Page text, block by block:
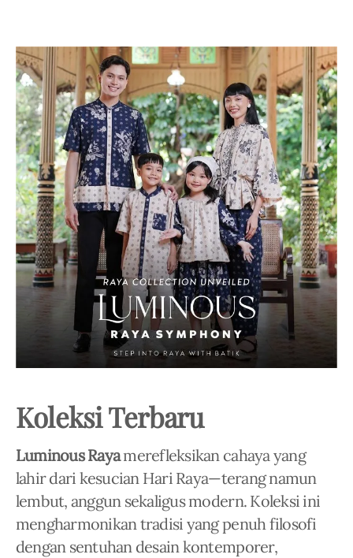
Koleksi Terbaru
Luminous Rayamerefleksikan cahaya yang
lahir dari kesucian Hari Raya—terang namun
lembut, anggun sekaligus modern. Koleksi ini
mengharmonikan tradisi yang penuh filosofi
dengan sentuhan desain kontemporer,